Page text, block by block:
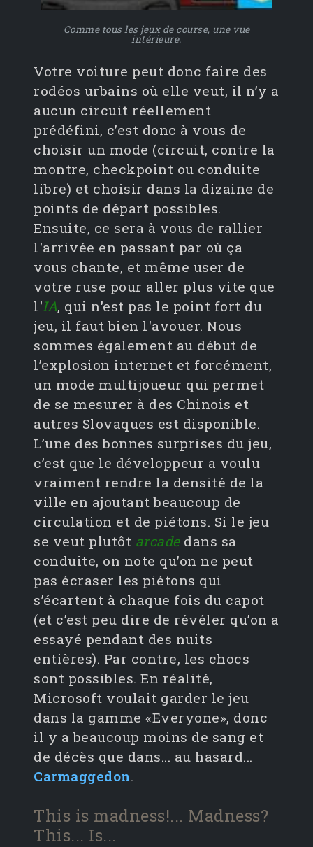
Comme tous les jeux de course, une vue
intérieure.
Votre voiture peut donc faire des
rodéos urbains où elle veut, il n’y a
aucun circuit réellement
prédéfini, c’est donc à vous de
choisir un mode (circuit, contre la
montre, checkpoint ou conduite
libre) et choisir dans la dizaine de
points de départ possibles.
Ensuite, ce sera à vous de rallier
l'arrivée en passant par où ça
vous chante, et même user de
votre ruse pour aller plus vite que
l'IA, qui n'est pas le point fort du
jeu, il faut bien l'avouer. Nous
sommes également au début de
l’explosion internet et forcément,
un mode multijoueur qui permet
de se mesurer à des Chinois et
autres Slovaques est disponible.
L’une des bonnes surprises du jeu,
c’est que le développeur a voulu
vraiment rendre la densité de la
ville en ajoutant beaucoup de
circulation et de piétons. Si le jeu
se veut plutôt arcadedans sa
conduite, on note qu’on ne peut
pas écraser les piétons qui
s’écartent à chaque fois du capot
(et c’est peu dire de révéler qu’on a
essayé pendant des nuits
entières). Par contre, les chocs
sont possibles. En réalité,
Microsoft voulait garder le jeu
dans la gamme «Everyone», donc
il y a beaucoup moins de sang et
de décès que dans... au hasard...
Carmaggedon.
This is madness!... Madness?
This... Is...